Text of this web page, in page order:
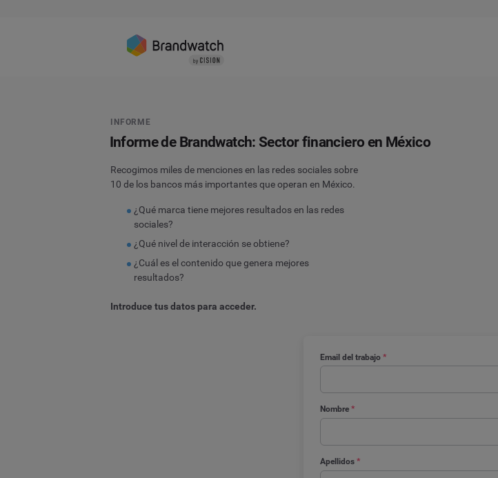
Email del trabajo *
Nombre *
Apellidos *
INFORME
Informe de Brandwatch: Sector financiero en México
Recogimos miles de menciones en las redes sociales sobre
10 de los bancos más importantes que operan en México.
¿Qué marca tiene mejores resultados en las redes
sociales?
¿Qué nivel de interacción se obtiene?
¿Cuál es el contenido que genera mejores
resultados?
Introduce tus datos para acceder.